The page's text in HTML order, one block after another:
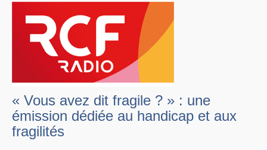
« Vous avez dit fragile ? » : une
émission dédiée au handicap et aux
fragilités